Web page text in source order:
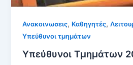
Ανακοινωσεις, Καθηγητές,
Υπεύθυνοι τμημάτων
Υπεύθυνοι Τμημάτων